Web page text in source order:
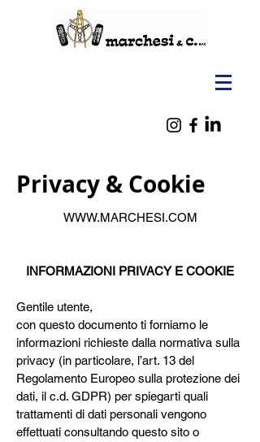
Privacy & Cookie
WWW.MARCHESI.COM
INFORMAZIONI PRIVACY E COOKIE
Gentile utente,
con questo documento ti forniamo le
informazioni richieste dalla normativa sulla
privacy (in particolare, l’art. 13 del
Regolamento Europeo sulla protezione dei
dati, il c.d. GDPR) per spiegarti quali
trattamenti di dati personali vengono
effettuati consultando questo sito o